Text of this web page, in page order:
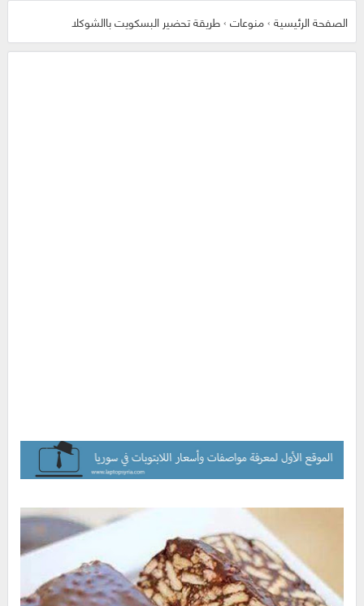
الصفحة الرئيسية›منوعات›طريقة تحضير البسكويت باالشوكلا